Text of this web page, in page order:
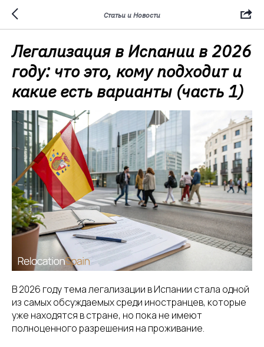
Статьи и Новости
Легализация в Испании в 2026
году: что это, кому подходит и
какие есть варианты (часть 1)
В 2026 году тема легализации в Испании стала одной
из самых обсуждаемых среди иностранцев, которые
уже находятся в стране, но пока не имеют
полноценного разрешения на проживание.